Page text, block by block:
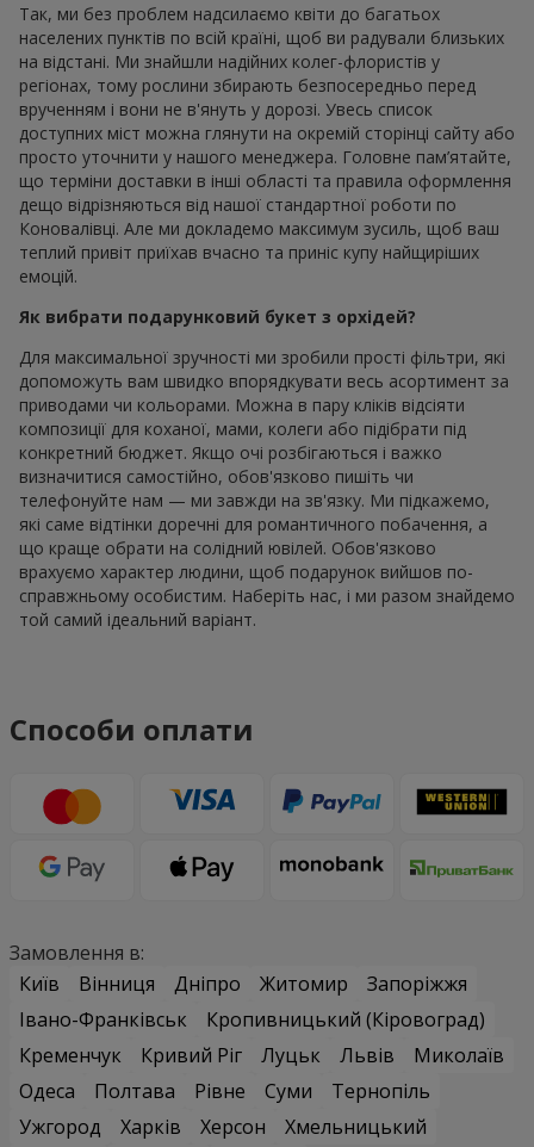
Так, ми без проблем надсилаємо квіти до багатьох
населених пунктів по всій країні, щоб ви радували близьких
на відстані. Ми знайшли надійних колег-флористів у
регіонах, тому рослини збирають безпосередньо перед
врученням і вони не в'януть у дорозі. Увесь список
доступних міст можна глянути на окремій сторінці сайту або
просто уточнити у нашого менеджера. Головне пам’ятайте,
що терміни доставки в інші області та правила оформлення
дещо відрізняються від нашої стандартної роботи по
Коновалівці. Але ми докладемо максимум зусиль, щоб ваш
теплий привіт приїхав вчасно та приніс купу найщиріших
емоцій.
Як вибрати подарунковий букет з орхідей?
Для максимальної зручності ми зробили прості фільтри, які
допоможуть вам швидко впорядкувати весь асортимент за
приводами чи кольорами. Можна в пару кліків відсіяти
композиції для коханої, мами, колеги або підібрати під
конкретний бюджет. Якщо очі розбігаються і важко
визначитися самостійно, обов'язково пишіть чи
телефонуйте нам — ми завжди на зв'язку. Ми підкажемо,
які саме відтінки доречні для романтичного побачення, а
що краще обрати на солідний ювілей. Обов'язково
врахуємо характер людини, щоб подарунок вийшов по-
справжньому особистим. Наберіть нас, і ми разом знайдемо
той самий ідеальний варіант.
Способи оплати
Замовлення в:
Київ
Вінниця Дніпро Житомир
Запоріжжя
Івано-Франківськ
Кропивницький (Кіровоград)
Кременчук
Кривий Ріг Луцьк Львів
Миколаїв
Одеса
Полтава Рівне Суми
Тернопіль
Ужгород
Харків Херсон
Хмельницький